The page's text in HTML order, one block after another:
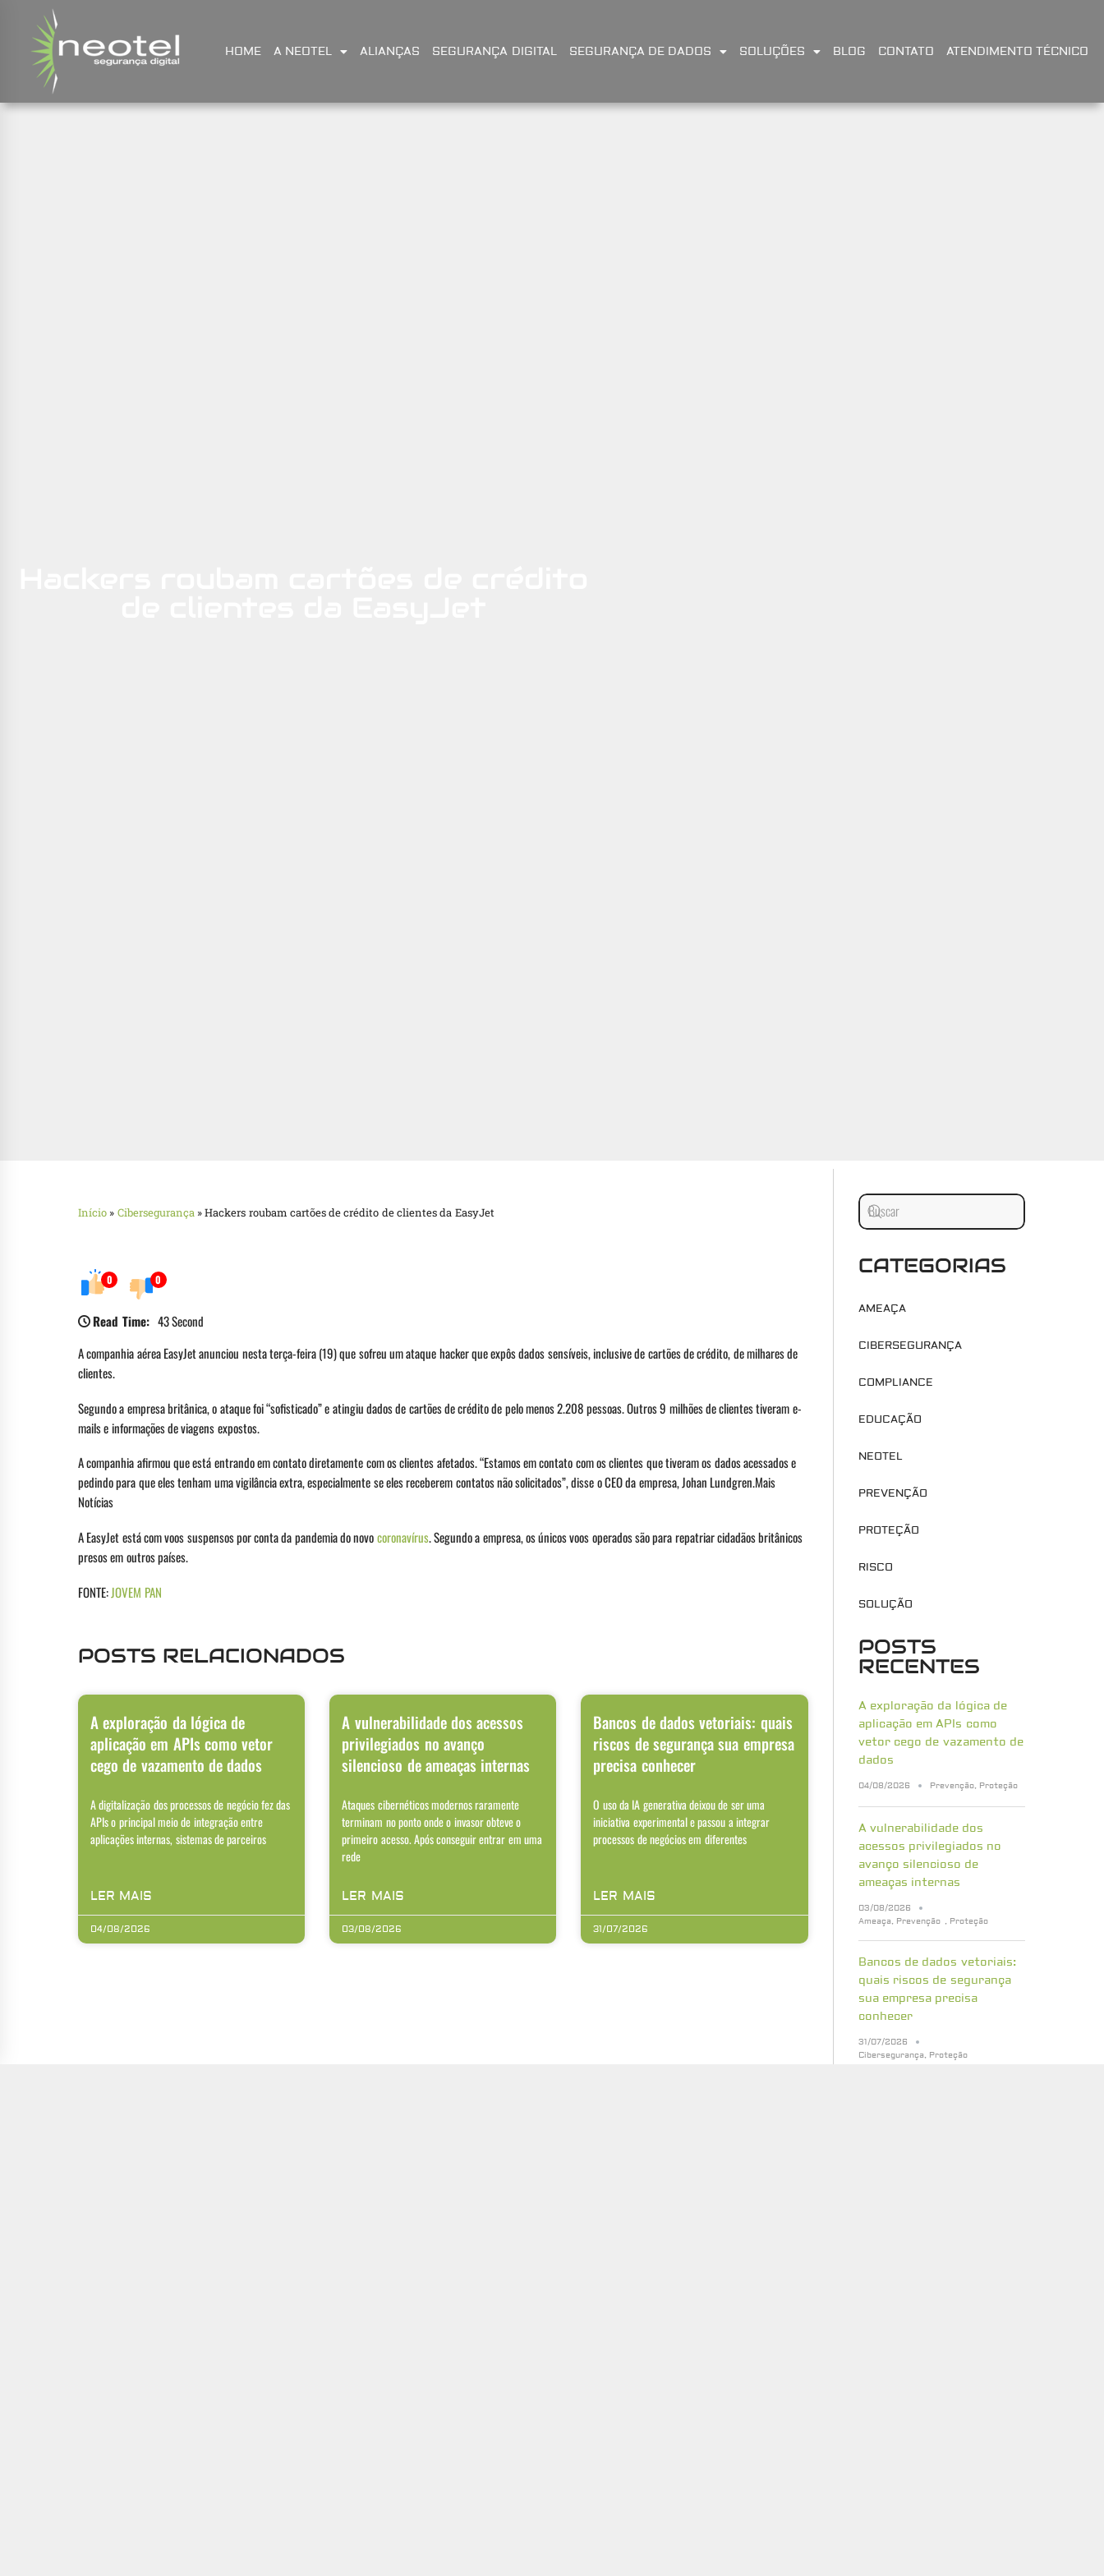
HOME A NEOTEL ALIANÇAS SEGURANÇA DIGITAL SEGURANÇA DE DADOS SOLUÇÕES BLOG CONTATO ATENDIMENTO TÉCNICO
Início » Cibersegurança»Hackers roubam cartões de crédito de clientes da EasyJet
0 0
Read Time: 43 Second
A companhia aérea EasyJet anunciou nesta terça-feira (19) que sofreu um ataque hacker que expôs dados sensíveis, inclusive de cartões de crédito, de milhares de
clientes.
Segundo a empresa britânica, o ataque foi “sofisticado” e atingiu dados de cartões de crédito de pelo menos 2.208 pessoas. Outros 9 milhões de clientes tiveram e-
mails e informações de viagens expostos.
A companhia afirmou que está entrando em contato diretamente com os clientes afetados. “Estamos em contato com os clientes que tiveram os dados acessados e
pedindo para que eles tenham uma vigilância extra, especialmente se eles receberem contatos não solicitados”, disse o CEO da empresa, Johan Lundgren.Mais
Notícias
A EasyJet está com voos suspensos por conta da pandemia do novocoronavírus. Segundo a empresa, os únicos voos operados são para repatriar cidadãos britânicos
presos em outros países.
FONTE:JOVEM PAN
POSTS RELACIONADOS
A exploração da lógica de
aplicação em APIs como vetor
cego de vazamento de dados
A digitalização dos processos de negócio fez das
APIs o principal meio de integração entre
aplicações internas, sistemas de parceiros
LER MAIS
04/08/2026
A vulnerabilidade dos acessos
privilegiados no avanço
silencioso de ameaças internas
Ataques cibernéticos modernos raramente
terminam no ponto onde o invasor obteve o
primeiro acesso. Após conseguir entrar em uma
rede
LER MAIS
03/08/2026
Bancos de dados vetoriais: quais
riscos de segurança sua empresa
precisa conhecer
O uso da IA generativa deixou de ser uma
iniciativa experimental e passou a integrar
processos de negócios em diferentes
LER MAIS
31/07/2026
CATEGORIAS
AMEAÇA
CIBERSEGURANÇA
COMPLIANCE
EDUCAÇÃO
NEOTEL
PREVENÇÃO
PROTEÇÃO
RISCO
SOLUÇÃO
POSTS
RECENTES
A exploração da lógica de
aplicação em APIs como
vetor cego de vazamento de
dados
04/08/2026 Prevenção, Proteção
A vulnerabilidade dos
acessos privilegiados no
avanço silencioso de
ameaças internas
03/08/2026
Ameaça, Prevenção , Proteção
Bancos de dados vetoriais:
quais riscos de segurança
sua empresa precisa
conhecer
31/07/2026
Cibersegurança, Proteção